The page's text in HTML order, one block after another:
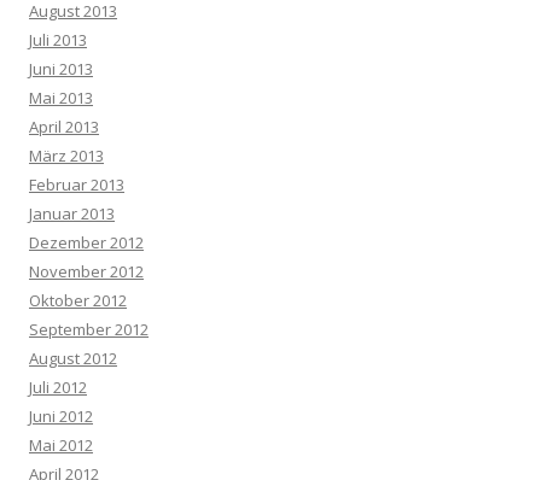
August 2013
Juli 2013
Juni 2013
Mai 2013
April 2013
März 2013
Februar 2013
Januar 2013
Dezember 2012
November 2012
Oktober 2012
September 2012
August 2012
Juli 2012
Juni 2012
Mai 2012
April 2012